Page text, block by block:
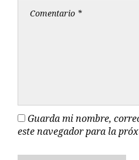
Guarda mi nombre,
este navegador para la